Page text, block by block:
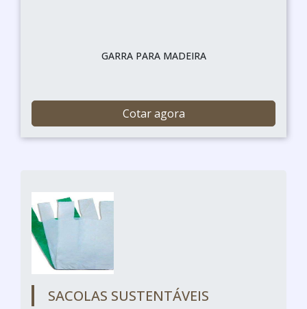
GARRA PARA MADEIRA
Cotar agora
SACOLAS SUSTENTÁVEIS